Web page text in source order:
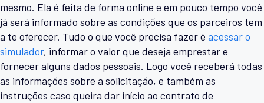
mesmo. Ela é feita de forma online e em pouco tempo você
já será informado sobre as condições que os parceiros tem
a te oferecer. Tudo o que você precisa fazer é acessar o
simulador, informar o valor que deseja emprestar e
fornecer alguns dados pessoais. Logo você receberá todas
as informações sobre a solicitação, e também as
instruções caso queira dar início ao contrato de